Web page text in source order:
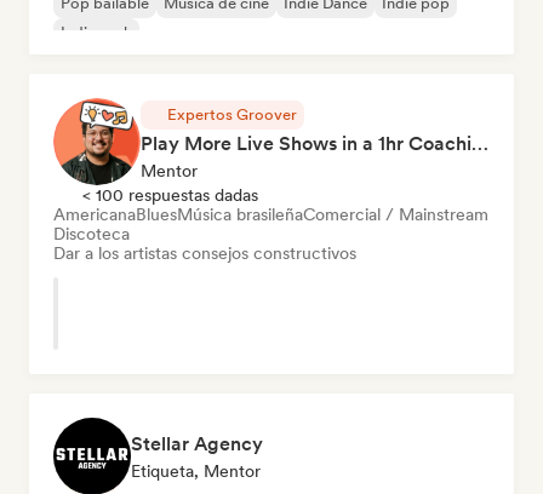
Indie rock
Expertos Groover
Play More Live Shows in a 1hr Coaching Session
Mentor
< 100 respuestas dadas
AmericanaBluesMúsica brasileñaComercial / Mainstream
Discoteca
Dar a los artistas consejos constructivos
Stellar Agency
Etiqueta, Mentor